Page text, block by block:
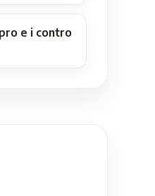
e i contro